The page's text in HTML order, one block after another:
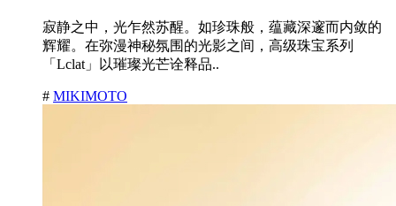
寂静之中，光乍然苏醒。如珍珠般，蕴藏深邃而内敛的
辉耀。在弥漫神秘氛围的光影之间，高级珠宝系列
「Lclat」以璀璨光芒诠释品..
# MIKIMOTO